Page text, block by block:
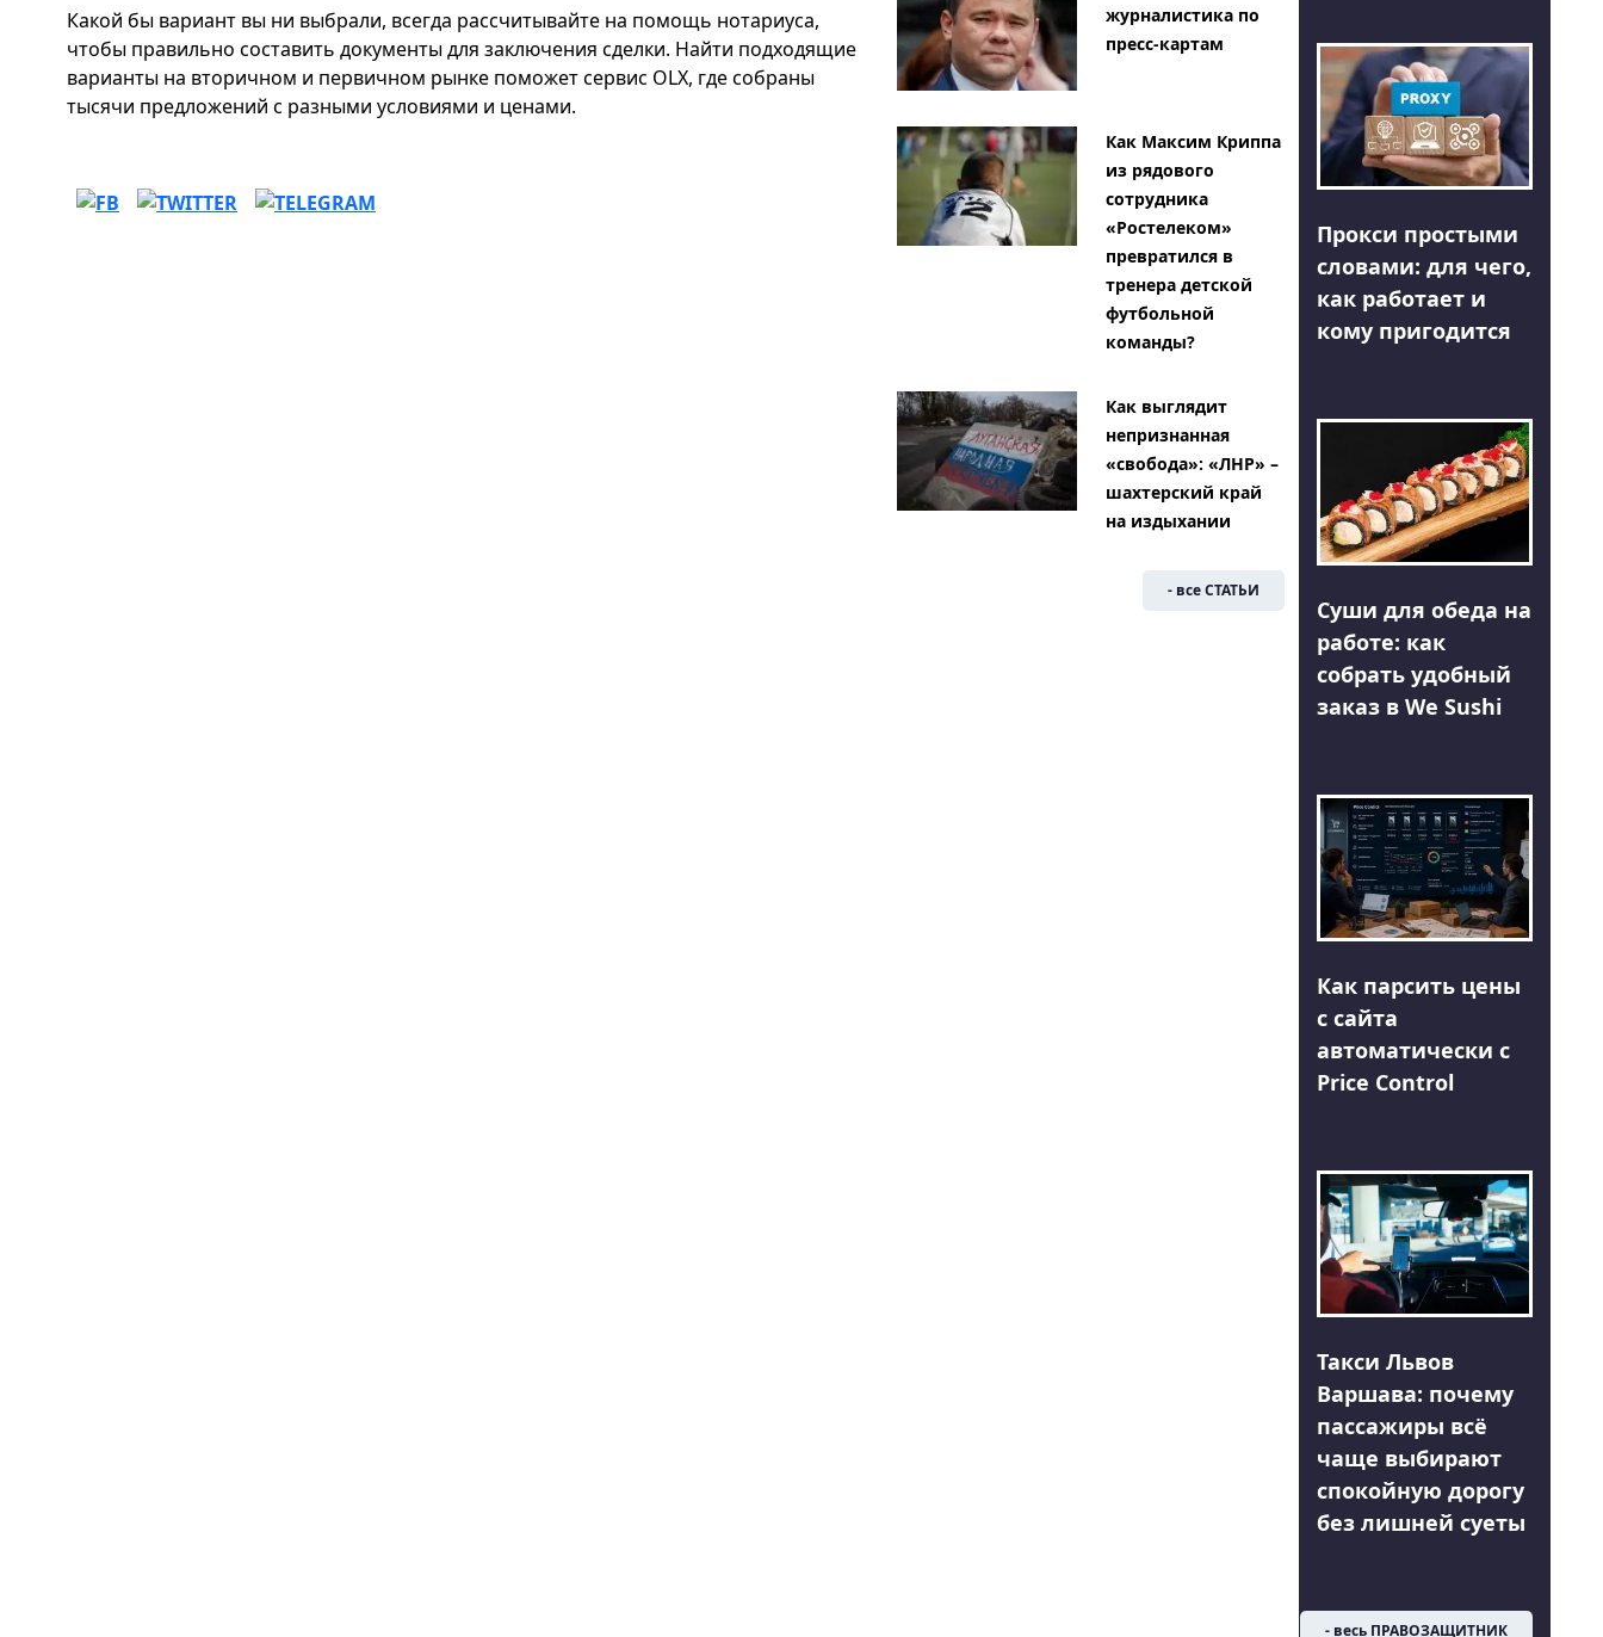
Какой бы вариант вы ни выбрали, всегда рассчитывайте на помощь нотариуса,
чтобы правильно составить документы для заключения сделки. Найти подходящие
варианты на вторичном и первичном рынке поможет сервис OLX, где собраны
тысячи предложений с разными условиями и ценами.
журналистика по
пресс-картам
Как Максим Криппа
из рядового
сотрудника
«Ростелеком»
превратился в
тренера детской
футбольной
команды?
Как выглядит
непризнанная
«свобода»: «ЛНР» –
шахтерский край
на издыхании
- все СТАТЬИ
Прокси простыми
словами: для чего,
как работает и
кому пригодится
Суши для обеда на
работе: как
собрать удобный
заказ в We Sushi
Как парсить цены
с сайта
автоматически с
Price Control
Такси Львов
Варшава: почему
пассажиры всё
чаще выбирают
спокойную дорогу
без лишней суеты
- весь ПРАВОЗАЩИТНИК